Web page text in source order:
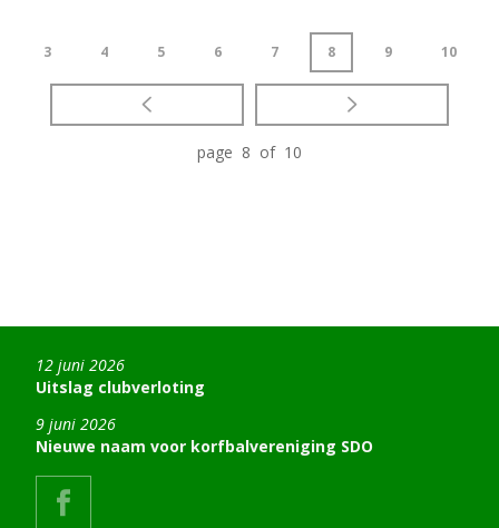
3 4 5 6 7 8 9 10
page 8 of 10
Uitslag clubverloting
12 juni 2026
Nieuwe naam voor korfbalvereniging SDO
9 juni 2026